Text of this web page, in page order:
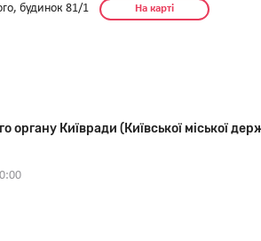
будинок 81/1 На карті
Київради (Київської міської